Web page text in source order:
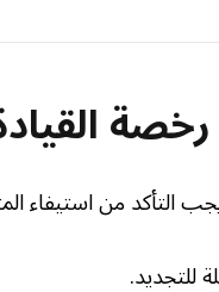
من استيفاء
للتجديد.